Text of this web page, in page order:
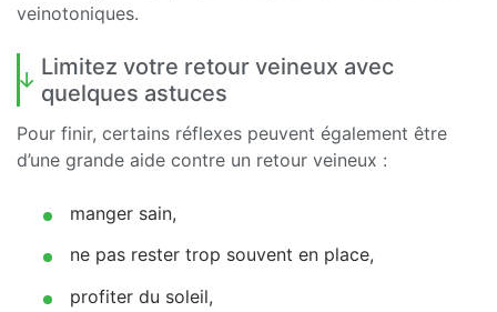
veinotoniques.
Limitez votre retour veineux avec
quelques astuces
Pour finir, certains réflexes peuvent également être
d’une grande aide contre un retour veineux :
manger sain,
ne pas rester trop souvent en place,
profiter du soleil,